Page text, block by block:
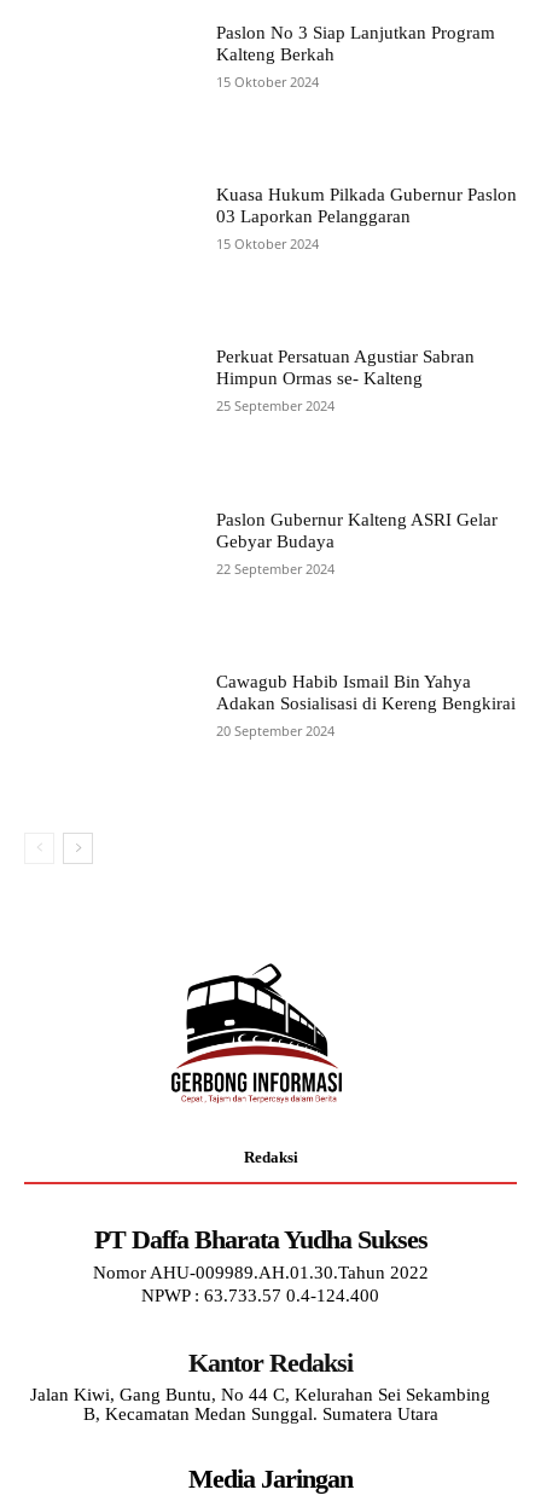
Paslon No 3 Siap Lanjutkan Program
Kalteng Berkah
15 Oktober 2024
Kuasa Hukum Pilkada Gubernur Paslon
03 Laporkan Pelanggaran
15 Oktober 2024
Perkuat Persatuan Agustiar Sabran
Himpun Ormas se- Kalteng
25 September 2024
Paslon Gubernur Kalteng ASRI Gelar
Gebyar Budaya
22 September 2024
Cawagub Habib Ismail Bin Yahya
Adakan Sosialisasi di Kereng Bengkirai
20 September 2024
Redaksi
PT Daffa Bharata Yudha Sukses
Nomor AHU-009989.AH.01.30.Tahun 2022
NPWP : 63.733.57 0.4-124.400
Kantor Redaksi
Jalan Kiwi, Gang Buntu, No 44 C, Kelurahan Sei Sekambing
B, Kecamatan Medan Sunggal. Sumatera Utara
Media Jaringan